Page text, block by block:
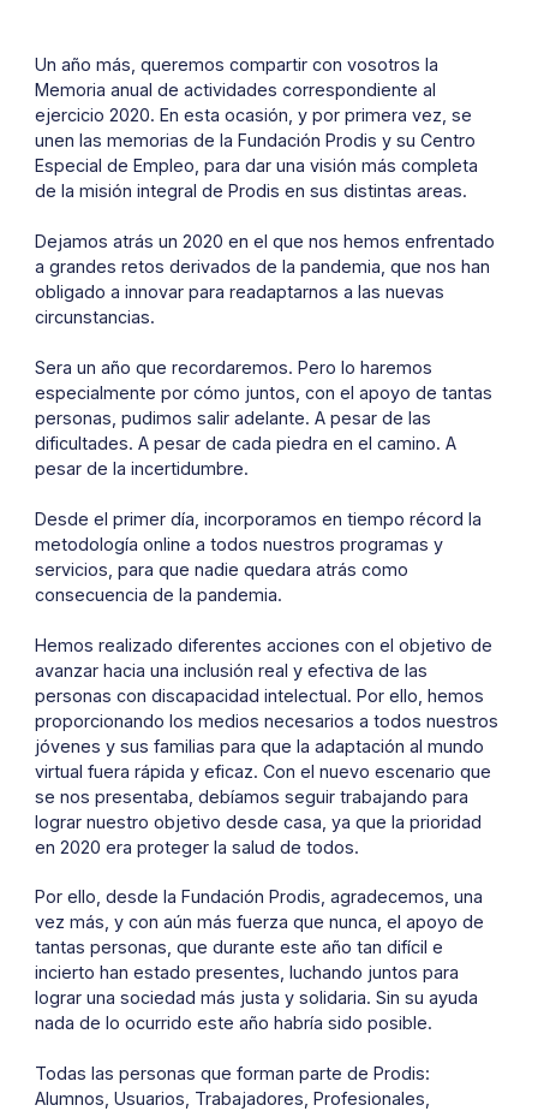
Un año más, queremos compartir con vosotros la
Memoria anual de actividades correspondiente al
ejercicio 2020. En esta ocasión, y por primera vez, se
unen las memorias de la Fundación Prodis y su Centro
Especial de Empleo, para dar una visión más completa
de la misión integral de Prodis en sus distintas areas.
Dejamos atrás un 2020 en el que nos hemos enfrentado
a grandes retos derivados de la pandemia, que nos han
obligado a innovar para readaptarnos a las nuevas
circunstancias.
Sera un año que recordaremos. Pero lo haremos
especialmente por cómo juntos, con el apoyo de tantas
personas, pudimos salir adelante. A pesar de las
dificultades. A pesar de cada piedra en el camino. A
pesar de la incertidumbre.
Desde el primer día, incorporamos en tiempo récord la
metodología online a todos nuestros programas y
servicios, para que nadie quedara atrás como
consecuencia de la pandemia.
Hemos realizado diferentes acciones con el objetivo de
avanzar hacia una inclusión real y efectiva de las
personas con discapacidad intelectual. Por ello, hemos
proporcionando los medios necesarios a todos nuestros
jóvenes y sus familias para que la adaptación al mundo
virtual fuera rápida y eficaz. Con el nuevo escenario que
se nos presentaba, debíamos seguir trabajando para
lograr nuestro objetivo desde casa, ya que la prioridad
en 2020 era proteger la salud de todos.
Por ello, desde la Fundación Prodis, agradecemos, una
vez más, y con aún más fuerza que nunca, el apoyo de
tantas personas, que durante este año tan difícil e
incierto han estado presentes, luchando juntos para
lograr una sociedad más justa y solidaria. Sin su ayuda
nada de lo ocurrido este año habría sido posible.
Todas las personas que forman parte de Prodis:
Alumnos, Usuarios, Trabajadores, Profesionales,